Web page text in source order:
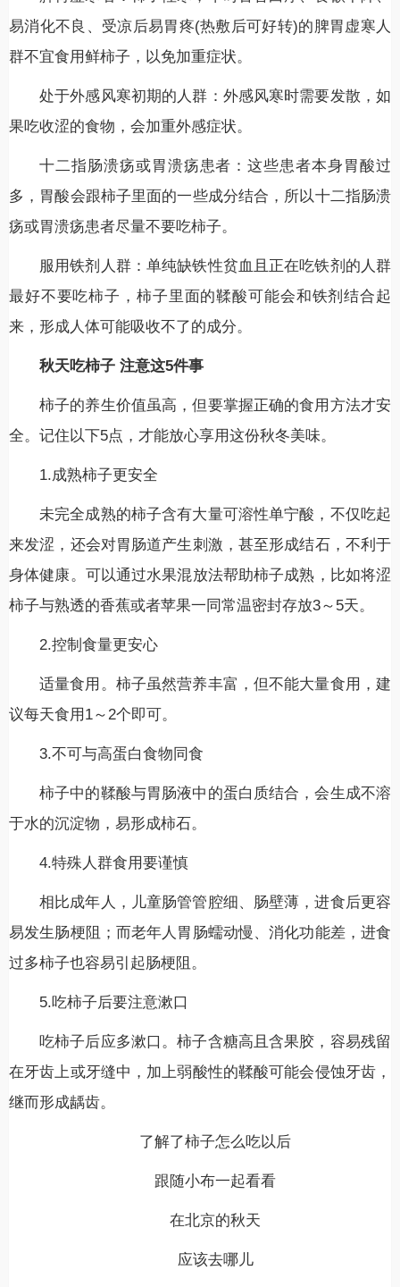
易消化不良、受凉后易胃疼(热敷后可好转)的脾胃虚寒人
群不宜食用鲜柿子，以免加重症状。
处于外感风寒初期的人群：外感风寒时需要发散，如
果吃收涩的食物，会加重外感症状。
十二指肠溃疡或胃溃疡患者：这些患者本身胃酸过
多，胃酸会跟柿子里面的一些成分结合，所以十二指肠溃
疡或胃溃疡患者尽量不要吃柿子。
服用铁剂人群：单纯缺铁性贫血且正在吃铁剂的人群
最好不要吃柿子，柿子里面的鞣酸可能会和铁剂结合起
来，形成人体可能吸收不了的成分。
秋天吃柿子 注意这5件事
柿子的养生价值虽高，但要掌握正确的食用方法才安
全。记住以下5点，才能放心享用这份秋冬美味。
1.成熟柿子更安全
未完全成熟的柿子含有大量可溶性单宁酸，不仅吃起
来发涩，还会对胃肠道产生刺激，甚至形成结石，不利于
身体健康。可以通过水果混放法帮助柿子成熟，比如将涩
柿子与熟透的香蕉或者苹果一同常温密封存放3～5天。
2.控制食量更安心
适量食用。柿子虽然营养丰富，但不能大量食用，建
议每天食用1～2个即可。
3.不可与高蛋白食物同食
柿子中的鞣酸与胃肠液中的蛋白质结合，会生成不溶
于水的沉淀物，易形成柿石。
4.特殊人群食用要谨慎
相比成年人，儿童肠管管腔细、肠壁薄，进食后更容
易发生肠梗阻；而老年人胃肠蠕动慢、消化功能差，进食
过多柿子也容易引起肠梗阻。
5.吃柿子后要注意漱口
吃柿子后应多漱口。柿子含糖高且含果胶，容易残留
在牙齿上或牙缝中，加上弱酸性的鞣酸可能会侵蚀牙齿，
继而形成龋齿。
了解了柿子怎么吃以后
跟随小布一起看看
在北京的秋天
应该去哪儿